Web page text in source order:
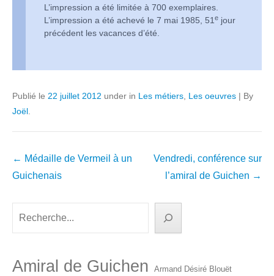
L’impression a été limitée à 700 exemplaires.
L’impression a été achevé le 7 mai 1985, 51 e jour
précédent les vacances d’été.
Publié le 22 juillet 2012 under in Les métiers Les oeuvres | By
Joël
Navigation
dans
← Médaille de Vermeil à un
Guichenais
Vendredi, conférence sur
l’amiral de Guichen →
Amiral de Guichen Armand Désiré Blouët